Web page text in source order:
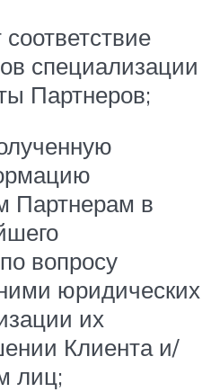
специализации
Партнеров;
Партнерам в
вопросу
юридических
их
Клиента и/
лиц;